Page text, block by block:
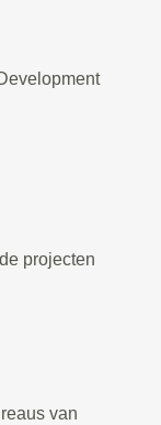
projecten
van